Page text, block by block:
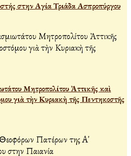
στην Αγία Τριάδα Ασπροπύργου
Μητροπολίτου Ἀττικῆς καὶ
γιὰ τὴν Κυριακὴ τῆς Πεντηκοστῆς